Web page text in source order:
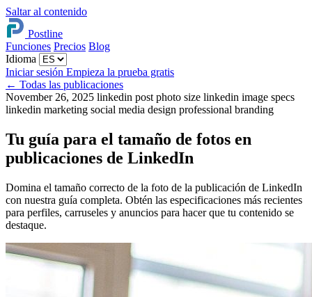
Saltar al contenido
Postline
Funciones Precios Blog
Idioma
Iniciar sesión Empieza la prueba gratis
← Todas las publicaciones
November 26, 2025 linkedin post photo size linkedin image specs
linkedin marketing social media design professional branding
Tu guía para el tamaño de fotos en
publicaciones de LinkedIn
Domina el tamaño correcto de la foto de la publicación de LinkedIn
con nuestra guía completa. Obtén las especificaciones más recientes
para perfiles, carruseles y anuncios para hacer que tu contenido se
destaque.